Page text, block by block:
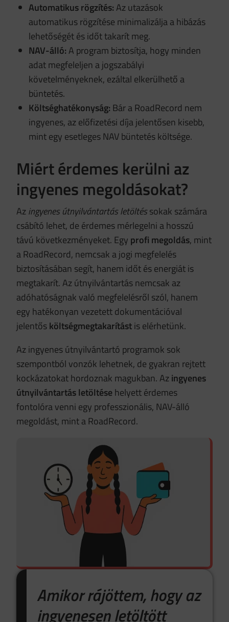
Automatikus rögzítés:Az utazások
automatikus rögzítése minimalizálja a hibázás
lehetőségét és időt takarít meg.
NAV-álló:A program biztosítja, hogy minden
adat megfeleljen a jogszabályi
követelményeknek, ezáltal elkerülhető a
büntetés.
Költséghatékonyság: Bár a RoadRecord nem
ingyenes, az előfizetési díja jelentősen kisebb,
mint egy esetleges NAV büntetés költsége.
Miért érdemes kerülni az
ingyenes megoldásokat?
Azingyenes útnyilvántartás letöltéssokak számára
csábító lehet, de érdemes mérlegelni a hosszú
távú következményeket. Egy profi megoldás, mint
a RoadRecord, nemcsak a jogi megfelelés
biztosításában segít, hanem időt és energiát is
megtakarít. Az útnyilvántartás nemcsak az
adóhatóságnak való megfelelésről szól, hanem
egy hatékonyan vezetett dokumentációval
jelentősköltségmegtakarítástis elérhetünk.
Az ingyenes útnyilvántartó programok sok
szempontból vonzók lehetnek, de gyakran rejtett
kockázatokat hordoznak magukban. Azingyenes
útnyilvántartás letöltésehelyett érdemes
fontolóra venni egy professzionális, NAV-álló
megoldást, mint a RoadRecord.
Amikor rájöttem, hogy az
ingyenesen letöltött